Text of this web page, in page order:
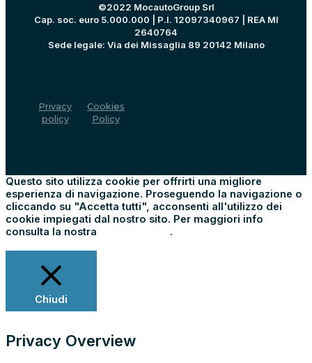
©2022 MocautoGroup Srl
Cap. soc. euro 5.000.000 | P.I. 12097340967 | REA MI
2640764
Sede legale: Via dei Missaglia 89 20142 Milano
Privacy
policy
Cookies
Policy
Questo sito utilizza cookie per offrirti una migliore
esperienza di navigazione. Proseguendo la navigazione o
cliccando su "Accetta tutti", acconsenti all'utilizzo dei
cookie impiegati dal nostro sito. Per maggiori info
consulta la nostra
.
Chiudi
Privacy Overview